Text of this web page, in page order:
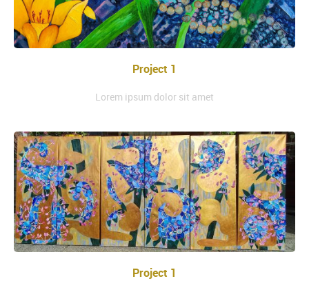
Project 1
Lorem ipsum dolor sit amet
Project 1